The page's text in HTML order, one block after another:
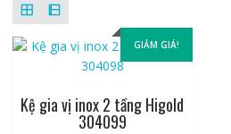
GIẢM GIÁ!
Kệ gia vị inox 2 tầng Higold
304099